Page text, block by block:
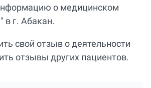
о медицинском
в г. Абакан.
свой отзыв о деятельности
отзывы других пациентов.